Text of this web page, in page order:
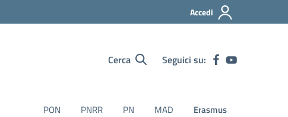
Accedi
Cerca Seguici su:
PON PNRR PN MAD Erasmus